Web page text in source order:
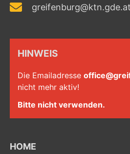
greifenburg@ktn.gde.at
HINWEIS
Die Emailadresse
nicht mehr aktiv!
Bitte nicht verwenden.
HOME